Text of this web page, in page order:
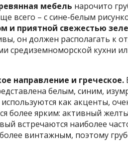
мебель нарочито
всего – с сине-белым
и приятной свежестью
он должен располагать к
средиземноморской кухни
направление и греческое.
белым, синим,
как акценты,
более ярким: активный
встречаются наиболее
винтажным, поэтому